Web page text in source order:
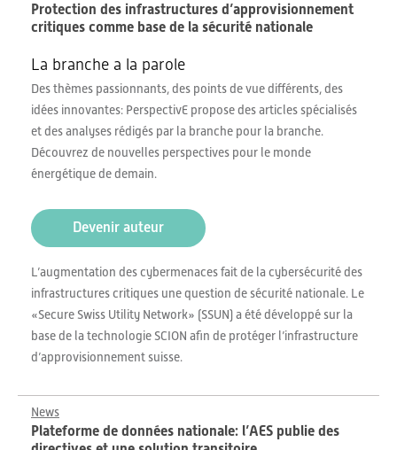
Protection des infrastructures d’approvisionnement
critiques comme base de la sécurité nationale
La branche a la parole
Des thèmes passionnants, des points de vue différents, des
idées innovantes: PerspectivE propose des articles spécialisés
et des analyses rédigés par la branche pour la branche.
Découvrez de nouvelles perspectives pour le monde
énergétique de demain.
Devenir auteur
L’augmentation des cybermenaces fait de la cybersécurité des
infrastructures critiques une question de sécurité nationale. Le
«Secure Swiss Utility Network» (SSUN) a été développé sur la
base de la technologie SCION afin de protéger l’infrastructure
d’approvisionnement suisse.
News
Plateforme de données nationale: l’AES publie des